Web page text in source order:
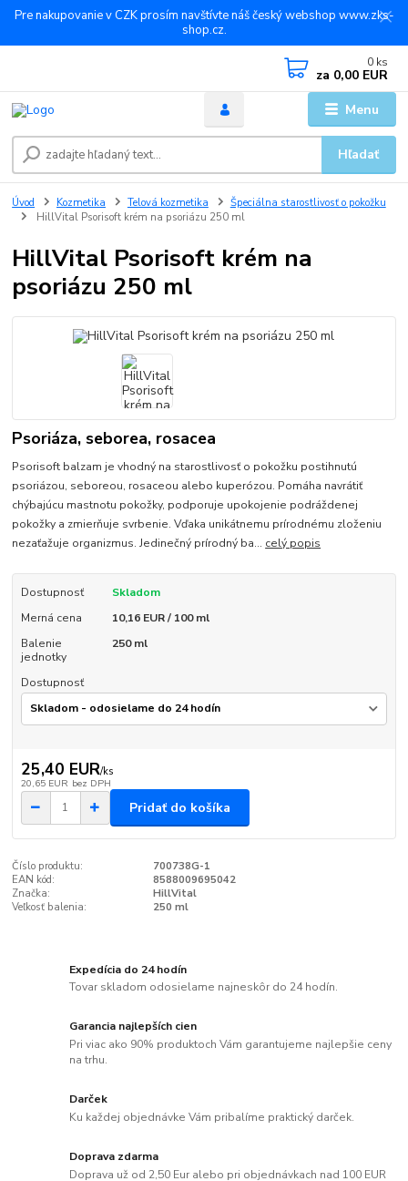
Pre nakupovanie v CZK prosím navštívte náš český webshop www.zks-
shop.cz.
Menu
Hľadať
0 ks
za 0,00 EUR
Úvod Kozmetika Telová kozmetika
Špeciálna starostlivosť o pokožku
HillVital Psorisoft krém na psoriázu 250 ml
HillVital Psorisoft krém na
psoriázu 250 ml
Psoriáza, seborea, rosacea
Psorisoft balzam je vhodný na starostlivosť o pokožku postihnutú
psoriázou, seboreou, rosaceou alebo kuperózou. Pomáha navrátiť
chýbajúcu mastnotu pokožky, podporuje upokojenie podráždenej
pokožky a zmierňuje svrbenie. Vďaka unikátnemu prírodnému zloženiu
nezaťažuje organizmus. Jedinečný prírodný ba... celý popis
Dostupnosť
Skladom
Merná cena
10,16 EUR / 100 ml
Balenie
jednotky
250 ml
Dostupnosť
25,40 EUR/ks
20,65 EUR bez DPH
Pridať do košíka
Číslo produktu:
700738G-1
EAN kód:
8588009695042
Značka:
HillVital
Veľkosť balenia:
250 ml
Expedícia do 24 hodín
Tovar skladom odosielame najneskôr do 24 hodín.
Garancia najlepších cien
Pri viac ako 90% produktoch Vám garantujeme najlepšie ceny
na trhu.
Darček
Ku každej objednávke Vám pribalíme praktický darček.
Doprava zdarma
Doprava už od 2,50 Eur alebo pri objednávkach nad 100 EUR